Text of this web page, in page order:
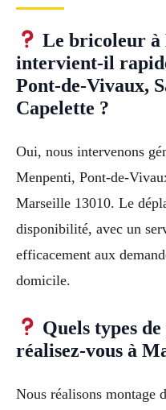
Le bricoleur à
intervient-il
Pont-de-Vivaux,
Capelette ?
Oui, nous intervenons
Menpenti, Pont-de-
Marseille 13010. Le
disponibilité, avec un
efficacement aux
domicile.
Quels types
réalisez-vous à
Nous réalisons montage